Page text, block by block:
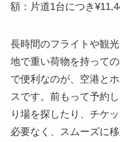
額：片道1台につき
長時間のフライトや観
地で重い荷物を持って
で便利なのが、空港と
スです。前もって予約
り場を探したり、チケ
必要なく、スムーズに移